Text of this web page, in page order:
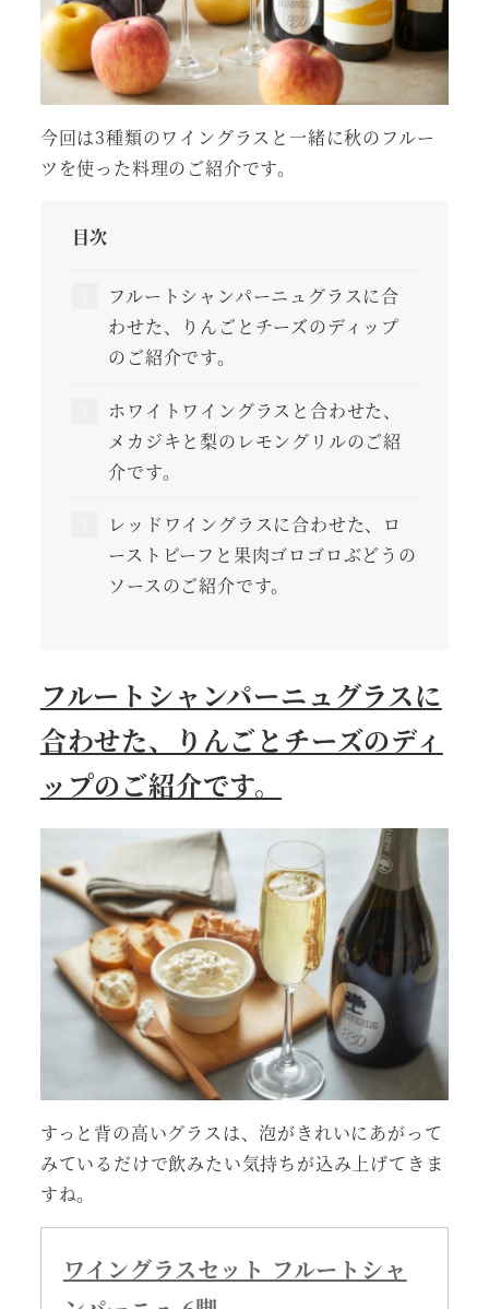
今回は3種類のワイングラスと一緒に秋のフルー
ツを使った料理のご紹介です。
目次
フルートシャンパーニュグラスに合
わせた、りんごとチーズのディップ
のご紹介です。
ホワイトワイングラスと合わせた、
メカジキと梨のレモングリルのご紹
介です。
レッドワイングラスに合わせた、ロ
ーストビーフと果肉ゴロゴロぶどうの
ソースのご紹介です。
フルートシャンパーニュグラスに
合わせた、りんごとチーズのディ
ップのご紹介です。
すっと背の高いグラスは、泡がきれいにあがって
みているだけで飲みたい気持ちが込み上げてきま
すね。
ワイングラスセット フルートシャ